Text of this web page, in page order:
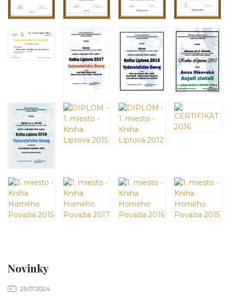
Novinky
25.07.2024